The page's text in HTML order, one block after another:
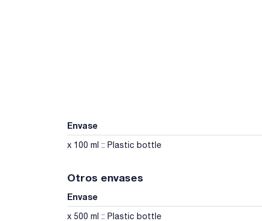
Envase
x 100 ml :: Plastic bottle
Otros envases
Envase
x 500 ml :: Plastic bottle